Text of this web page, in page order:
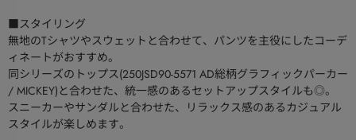
■スタイリング
無地のTシャツやスウェットと合わせて、パンツを主役にしたコーデ
ィネートがおすすめ。
同シリーズのトップス(250JSD90-5571 AD総柄グラフィックパーカー
/ MICKEY)と合わせた、統一感のあるセットアップスタイルも◎。
スニーカーやサンダルと合わせた、リラックス感のあるカジュアル
スタイルが楽しめます。